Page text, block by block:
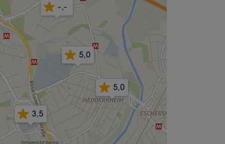
5,0
5,0
-,-
3,5